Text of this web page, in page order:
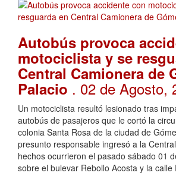
Autobús provoca
motociclista y se
Central Camionera de
Palacio . 02 de Agosto,
Un motociclista resultó lesionado tras
autobús de pasajeros que le cortó la
colonia Santa Rosa de la ciudad de
presunto responsable ingresó a la
hechos ocurrieron el pasado sábado 01
sobre el bulevar Rebollo Acosta y la calle